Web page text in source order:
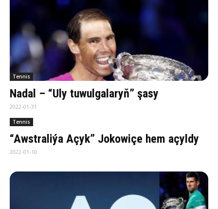
Tennis
Nadal – “Uly tuwulgalaryň” şasy
2022-01-31
Tennis
“Awstraliýa Açyk” Jokowiçe hem açyldy
2022-01-10